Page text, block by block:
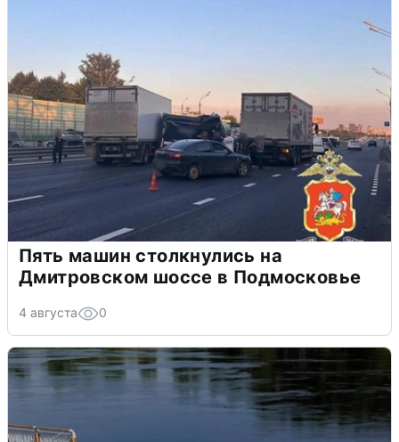
Пять машин столкнулись на
Дмитровском шоссе в Подмосковье
4 августа 0